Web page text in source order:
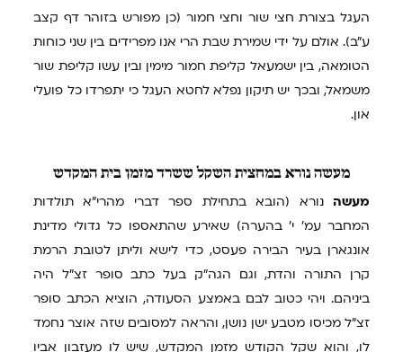
העגל בצורת חצי שור וחצי חמור (כן מפורש בזוהר דף קצב
ע"ב). אולם על ידי שמירת שבת הרי אנו מפרידים בין שני כוחות
הטומאה, בין ישמעאל קליפת חמור מימין ובין עשו קליפת שור
משמאל, ובכך יש תיקון נפלא לחטא העגל כי יתפרדו כל פועלי
און.
מעשה נורא במחצית השקל ששרד מזמן בית המקדש
מעשה נורא (הובא בתחילת ספר דברי מהרי"א תולדות
המחבר עמ' י' בהערה) שאירע שהתאספו כל גדולי מדינת
אונגארן בעיר הבירה פעסט, כדי לישא וליתן לטובת הרמת
קרן התורה והדת, וגם הגה"ק בעל כתב סופר זצ"ל היה
ביניהם. ויהי כטוב לבם באמצע הסעודה, הוציא הכתב סופר
זצ"ל מכיסו מטבע ישן נושן, והראה למסובים שזה אוצר נחמד
לו, והוא שקל הקודש מזמן המקדש, שיש לו מעזבון אביו